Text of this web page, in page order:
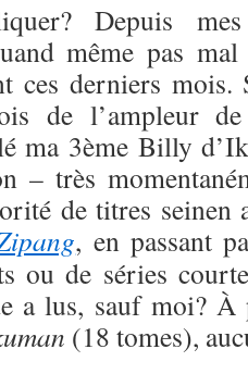
Depuis
même pas
ces derniers
de l’ampleur
ma 3ème Billy
– très
de titres seinen
, en passant
ou de séries
a lus, sauf moi?
(18 tomes),